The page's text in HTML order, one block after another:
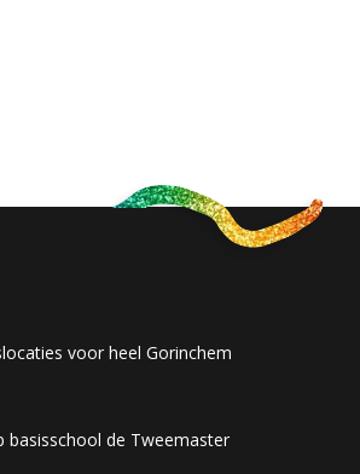
voor heel Gorinchem
basisschool de Tweemaster